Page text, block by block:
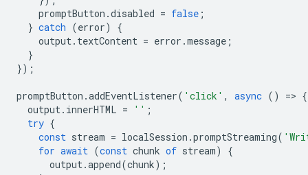
promptButton .disabled = false ;
} catch (error)
{
output. textContent = error .message ;
}
});
promptButton .addEventListener( 'click' , async () => {
output. innerHTML = '' ;
try {
const stream = localSession .promptStreaming(
for await (const chunk of stream)
{
output.append(chunk);